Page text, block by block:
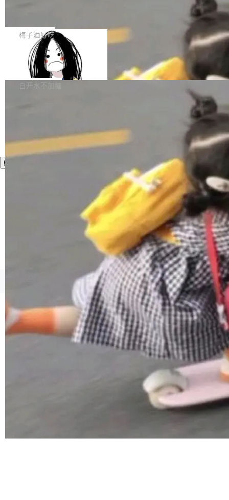
提交的编辑请求也长期处于待处理状态。 Groki
pedia 于去年底上线，定位为由人工智能生成内
容的百科平台，被马斯克视为传统众包百科网站
维基百科的替代方案。Lawfare 调查发现，无论
热门页面还是低关注度页面，均未出现近期更
是这样的：配 MessageSource 的 Bean、写 R
eloadableResourceBundleMessageSource、
声明 LocaleResolver、注册 LocaleChangeInt
erceptor…五六步之后才能看到第一行翻译文
本。 Solon 换了个方式。整个 i18n 模块围绕三
梅子酒好吃
Apache Doris 4.1 全面增强 Iceberg：
支持 UPDATE、MERGE INTO 与 Iceb
erg V3
Apache Doris 4.1 要补齐的，正是缺失的那一
半。在已有查询能力的基础上，Doris 进一步支
常维护操作，并完整支持 Iceberg V3 格式。
白开水不加糖
©OSCHINA(OSChina.NET) 京ICP备2025119063号